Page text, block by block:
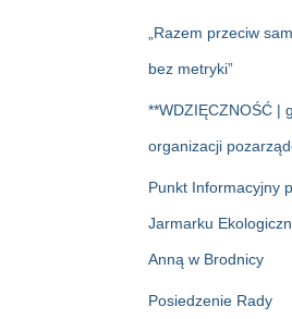
„Razem przeciw
bez metryki”
**WDZIĘCZNOŚĆ |
organizacji
Punkt Informacyjny
Jarmarku
Anną w Brodnicy
Posiedzenie Rady